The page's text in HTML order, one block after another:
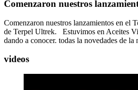
Comenzaron nuestros
Comenzaron nuestros lanzamientos en el
de Terpel Ultrek. Estuvimos en Aceites
dando a conocer. todas la novedades de la
videos